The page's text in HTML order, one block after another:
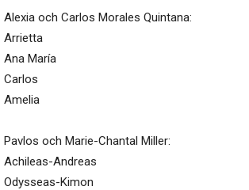
Alexia och Carlos Morales Quintana:
Arrietta
Ana María
Carlos
Amelia
Pavlos och Marie-Chantal Miller:
Achileas-Andreas
Odysseas-Kimon